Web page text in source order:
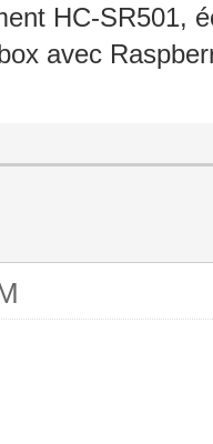
HC-SR501,
avec